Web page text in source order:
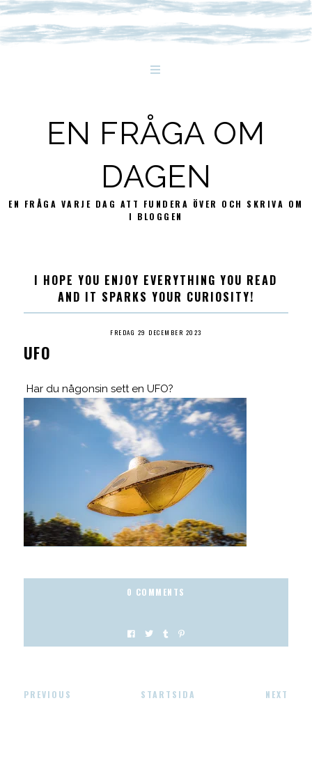
EN FRÅGA OM
DAGEN
EN FRÅGA VARJE DAG ATT FUNDERA ÖVER OCH SKRIVA OM
I BLOGGEN
I HOPE YOU ENJOY EVERYTHING YOU READ
AND IT SPARKS YOUR CURIOSITY!
FREDAG 29 DECEMBER 2023
UFO
Har du någonsin sett en UFO?
0 COMMENTS
PREVIOUS STARTSIDA NEXT